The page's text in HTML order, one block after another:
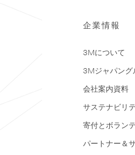
企業情報
3Mについて
3Mジャパング
会社案内資料
サステナビリ
寄付とボラン
パートナー＆